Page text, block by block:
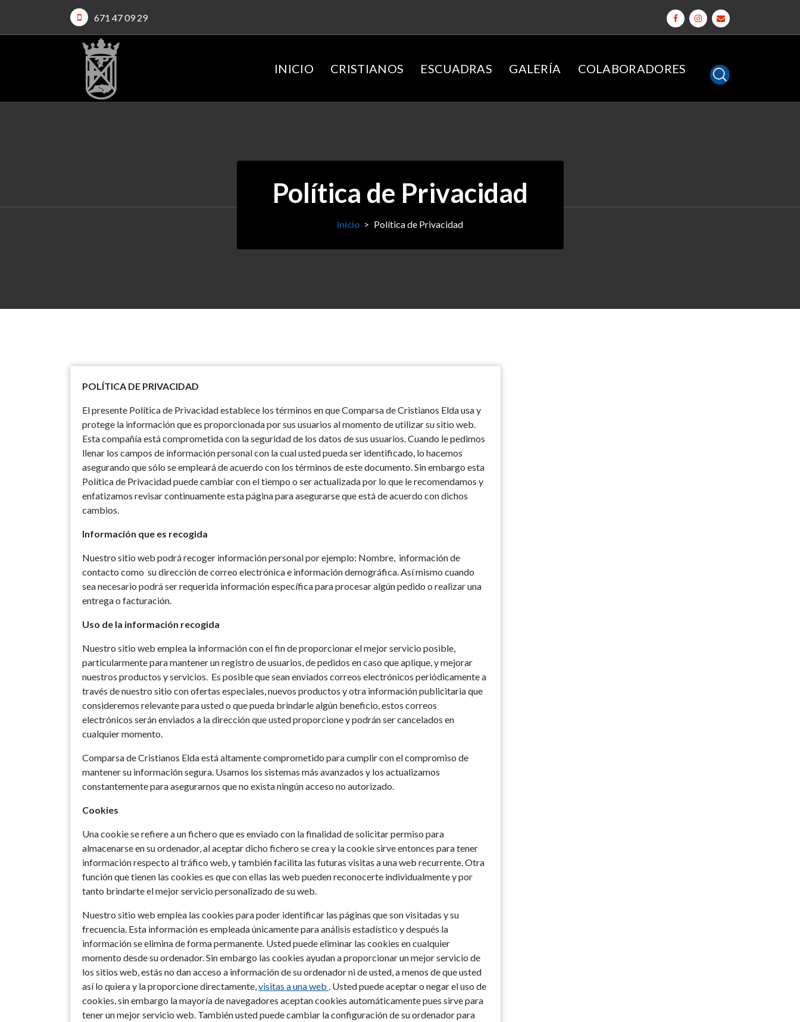
671 47 09 29
INICIO CRISTIANOS ESCUADRAS GALERÍA COLABORADORES
Política de Privacidad
Inicio > Política de Privacidad
POLÍTICA DE PRIVACIDAD
El presente Política de Privacidad establece los términos en que Comparsa de Cristianos Elda usa y
protege la información que es proporcionada por sus usuarios al momento de utilizar su sitio web.
Esta compañía está comprometida con la seguridad de los datos de sus usuarios. Cuando le pedimos
llenar los campos de información personal con la cual usted pueda ser identificado, lo hacemos
asegurando que sólo se empleará de acuerdo con los términos de este documento. Sin embargo esta
Política de Privacidad puede cambiar con el tiempo o ser actualizada por lo que le recomendamos y
enfatizamos revisar continuamente esta página para asegurarse que está de acuerdo con dichos
cambios.
Información que es recogida
Nuestro sitio web podrá recoger información personal por ejemplo: Nombre, información de
contacto como su dirección de correo electrónica e información demográfica. Así mismo cuando
sea necesario podrá ser requerida información específica para procesar algún pedido o realizar una
entrega o facturación.
Uso de la información recogida
Nuestro sitio web emplea la información con el fin de proporcionar el mejor servicio posible,
particularmente para mantener un registro de usuarios, de pedidos en caso que aplique, y mejorar
nuestros productos y servicios. Es posible que sean enviados correos electrónicos periódicamente a
través de nuestro sitio con ofertas especiales, nuevos productos y otra información publicitaria que
consideremos relevante para usted o que pueda brindarle algún beneficio, estos correos
electrónicos serán enviados a la dirección que usted proporcione y podrán ser cancelados en
cualquier momento.
Comparsa de Cristianos Elda está altamente comprometido para cumplir con el compromiso de
mantener su información segura. Usamos los sistemas más avanzados y los actualizamos
constantemente para asegurarnos que no exista ningún acceso no autorizado.
Cookies
Una cookie se refiere a un fichero que es enviado con la finalidad de solicitar permiso para
almacenarse en su ordenador, al aceptar dicho fichero se crea y la cookie sirve entonces para tener
información respecto al tráfico web, y también facilita las futuras visitas a una web recurrente. Otra
función que tienen las cookies es que con ellas las web pueden reconocerte individualmente y por
tanto brindarte el mejor servicio personalizado de su web.
Nuestro sitio web emplea las cookies para poder identificar las páginas que son visitadas y su
frecuencia. Esta información es empleada únicamente para análisis estadístico y después la
información se elimina de forma permanente. Usted puede eliminar las cookies en cualquier
momento desde su ordenador. Sin embargo las cookies ayudan a proporcionar un mejor servicio de
los sitios web, estás no dan acceso a información de su ordenador ni de usted, a menos de que usted
así lo quiera y la proporcione directamente,visitas a una web . Usted puede aceptar o negar el uso de
cookies, sin embargo la mayoría de navegadores aceptan cookies automáticamente pues sirve para
tener un mejor servicio web. También usted puede cambiar la configuración de su ordenador para